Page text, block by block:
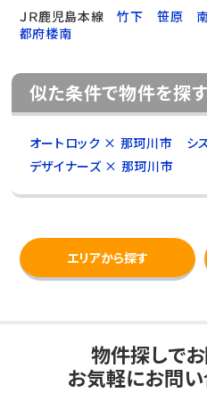
ＪＲ鹿児島本線
竹下 笹原
都府楼南
似た条件で物件を探す
オートロック × 那珂川市
シ
デザイナーズ × 那珂川市
エリアから探す
物件探しでお
お気軽にお問